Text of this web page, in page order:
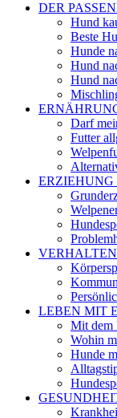
DER
Hund
Beste
Hunde
Hund
Hund
Darf
Futter
ERZIEHUNG
VERHALTEN
LEBEN MIT
Mit dem
Wohin
Hunde